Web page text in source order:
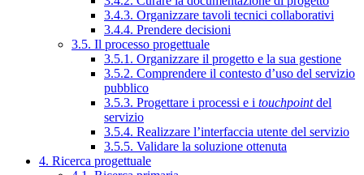
3.4.3. Organizzare tavoli tecnici collaborativi
3.4.4. Prendere decisioni
3.5. Il processo progettuale
3.5.1. Organizzare il progetto e la sua gestione
3.5.2. Comprendere il contesto d’uso del servizio
pubblico
3.5.3. Progettare i processi e i touchpointdel
servizio
3.5.4. Realizzare l’interfaccia utente del servizio
3.5.5. Validare la soluzione ottenuta
4. Ricerca progettuale